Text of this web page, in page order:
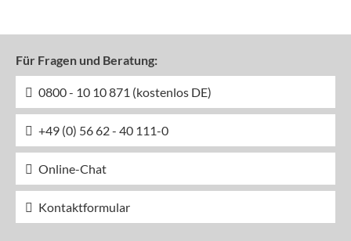
Für Fragen und Beratung:
0800 - 10 10 871 (kostenlos DE)
+49 (0) 56 62 - 40 111-0
Online-Chat
Kontaktformular